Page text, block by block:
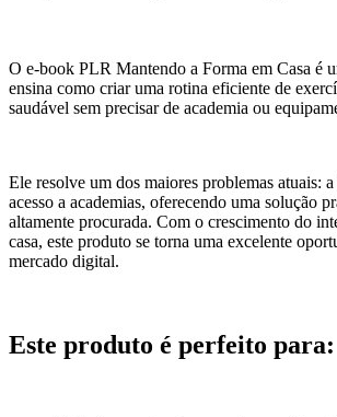
O e-book PLR Mantendo a Forma em Casa é
ensina como criar uma rotina eficiente de
saudável sem precisar de academia ou
Ele resolve um dos maiores problemas atuais:
acesso a academias, oferecendo uma solução
altamente procurada. Com o crescimento do
casa, este produto se torna uma excelente
mercado digital.
Este produto é perfeito para: